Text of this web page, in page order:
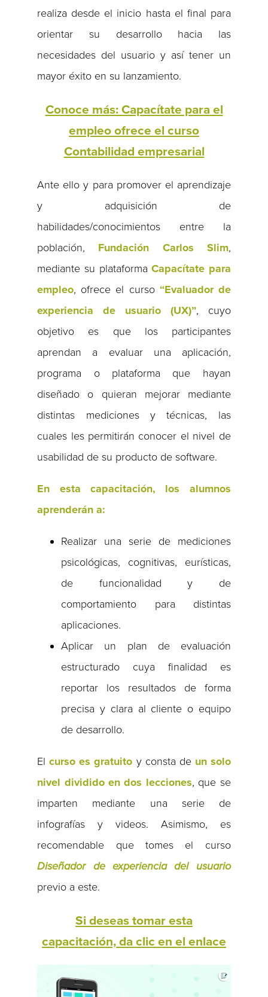
realiza desde el inicio hasta el final para
orientar su desarrollo hacia las
necesidades del usuario y así tener un
mayor éxito en su lanzamiento.
Conoce más: Capacítate para el
empleo ofrece el curso
Contabilidad empresarial
Ante ello y para promover el aprendizaje
y adquisición de
habilidades/conocimientos entre la
población, Fundación Carlos Slim,
mediante su plataformaCapacítate para
empleo, ofrece el curso “Evaluador de
experiencia de usuario (UX)”, cuyo
objetivo es que los participantes
aprendan a evaluar una aplicación,
programa o plataforma que hayan
diseñado o quieran mejorar mediante
distintas mediciones y técnicas, las
cuales les permitirán conocer el nivel de
usabilidad de su producto de software.
En esta capacitación, los alumnos
aprenderán a:
Realizar una serie de mediciones
psicológicas, cognitivas, eurísticas,
de funcionalidad y de
comportamiento para distintas
aplicaciones.
Aplicar un plan de evaluación
estructurado cuya finalidad es
reportar los resultados de forma
precisa y clara al cliente o equipo
de desarrollo.
Elcurso es gratuito y consta de un solo
nivel dividido en dos lecciones, que se
imparten mediante una serie de
infografías y videos. Asimismo, es
recomendable que tomes el curso
Diseñador de experiencia del usuario
previo a este.
Si deseas tomar esta
capacitación, da clic en el enlace